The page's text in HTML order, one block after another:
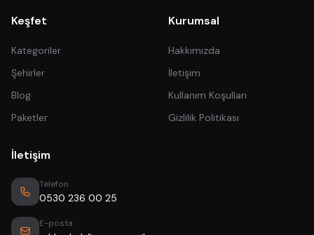
Keşfet
Kategoriler
Şehirler
Blog
Paketler
Kurumsal
Hakkımızda
İletişim
Kullanım Koşulları
Gizlilik Politikası
İletişim
Telefon
0530 236 00 25
E-posta